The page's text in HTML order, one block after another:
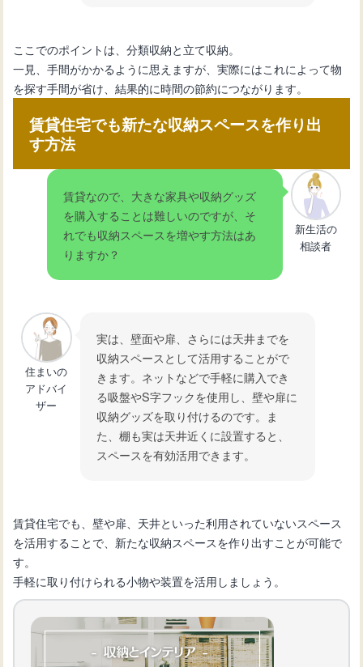
ここでのポイントは、分類収納と立て収納。
一見、手間がかかるように思えますが、実際にはこれによって物
を探す手間が省け、結果的に時間の節約につながります。
賃貸住宅でも新たな収納スペースを作り出
す方法
賃貸なので、大きな家具や収納グッズ
を購入することは難しいのですが、そ
れでも収納スペースを増やす方法はあ
りますか？
新生活の
相談者
住まいの
アドバイ
ザー
実は、壁面や扉、さらには天井までを
収納スペースとして活用することがで
きます。ネットなどで手軽に購入でき
る吸盤やS字フックを使用し、壁や扉に
収納グッズを取り付けるのです。ま
た、棚も実は天井近くに設置すると、
スペースを有効活用できます。
賃貸住宅でも、壁や扉、天井といった利用されていないスペース
を活用することで、新たな収納スペースを作り出すことが可能で
す。
手軽に取り付けられる小物や装置を活用しましょう。